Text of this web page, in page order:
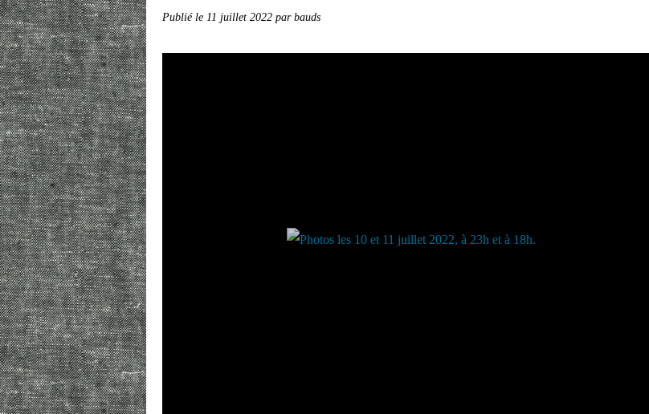
Publié le 11 juillet 2022 par bauds